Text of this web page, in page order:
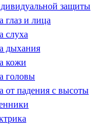
защиты
глаз и лица
слуха
дыхания
кожи
головы
от падения с высоты